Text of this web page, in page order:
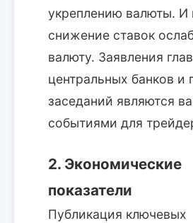
укреплению валюты. И
снижение ставок
валюту. Заявления глав
центральных банков и
заседаний являются
событиями для
2. Экономические
показатели
Публикация ключевых